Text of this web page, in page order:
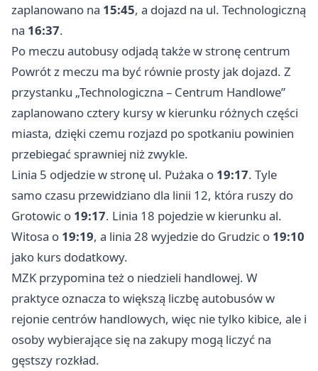
zaplanowano na 15:45, a dojazd na ul. Technologiczną
na 16:37.
Po meczu autobusy odjadą także w stronę centrum
Powrót z meczu ma być równie prosty jak dojazd. Z
przystanku „Technologiczna – Centrum Handlowe”
zaplanowano cztery kursy w kierunku różnych części
miasta, dzięki czemu rozjazd po spotkaniu powinien
przebiegać sprawniej niż zwykle.
Linia 5 odjedzie w stronę ul. Pużaka o 19:17. Tyle
samo czasu przewidziano dla linii 12, która ruszy do
Grotowic o 19:17. Linia 18 pojedzie w kierunku al.
Witosa o 19:19, a linia 28 wyjedzie do Grudzic o 19:10
jako kurs dodatkowy.
MZK przypomina też o niedzieli handlowej. W
praktyce oznacza to większą liczbę autobusów w
rejonie centrów handlowych, więc nie tylko kibice, ale i
osoby wybierające się na zakupy mogą liczyć na
gęstszy rozkład.